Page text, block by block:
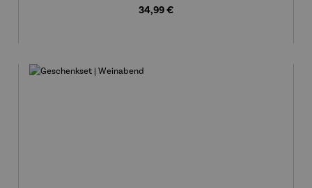
Regulärer Preis:
34,99 €